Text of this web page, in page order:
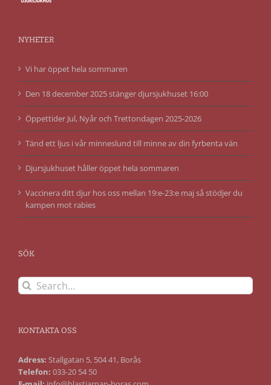
NYHETER
Vi har öppet hela sommaren
Den 18 december 2025 stänger djursjukhuset 16:00
Öppettider Jul, Nyår och Trettondagen 2025-2026
Tänd ett ljus i vår minneslund till minne av din fyrbenta vän
Djursjukhuset håller öppet hela sommaren
Vaccinera ditt djur hos oss mellan 19:e-23:e maj så stödjer du
kampen mot rabies
SÖK
Search
for:
KONTAKTA OSS
Adress: Stallgatan 5, 504 41, Borås
Telefon: 033-20 54 50